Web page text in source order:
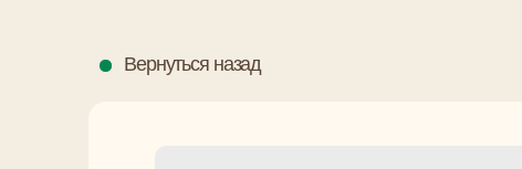
Вернуться назад